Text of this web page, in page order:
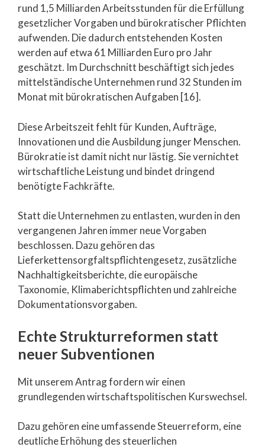
rund 1,5 Milliarden Arbeitsstunden für die Erfüllung
gesetzlicher Vorgaben und bürokratischer Pflichten
aufwenden. Die dadurch entstehenden Kosten
werden auf etwa 61 Milliarden Euro pro Jahr
geschätzt. Im Durchschnitt beschäftigt sich jedes
mittelständische Unternehmen rund 32 Stunden im
Monat mit bürokratischen Aufgaben [16].
Diese Arbeitszeit fehlt für Kunden, Aufträge,
Innovationen und die Ausbildung junger Menschen.
Bürokratie ist damit nicht nur lästig. Sie vernichtet
wirtschaftliche Leistung und bindet dringend
benötigte Fachkräfte.
Statt die Unternehmen zu entlasten, wurden in den
vergangenen Jahren immer neue Vorgaben
beschlossen. Dazu gehören das
Lieferkettensorgfaltspflichtengesetz, zusätzliche
Nachhaltigkeitsberichte, die europäische
Taxonomie, Klimaberichtspflichten und zahlreiche
Dokumentationsvorgaben.
Echte Strukturreformen statt
neuer Subventionen
Mit unserem Antrag fordern wir einen
grundlegenden wirtschaftspolitischen Kurswechsel.
Dazu gehören eine umfassende Steuerreform, eine
deutliche Erhöhung des steuerlichen